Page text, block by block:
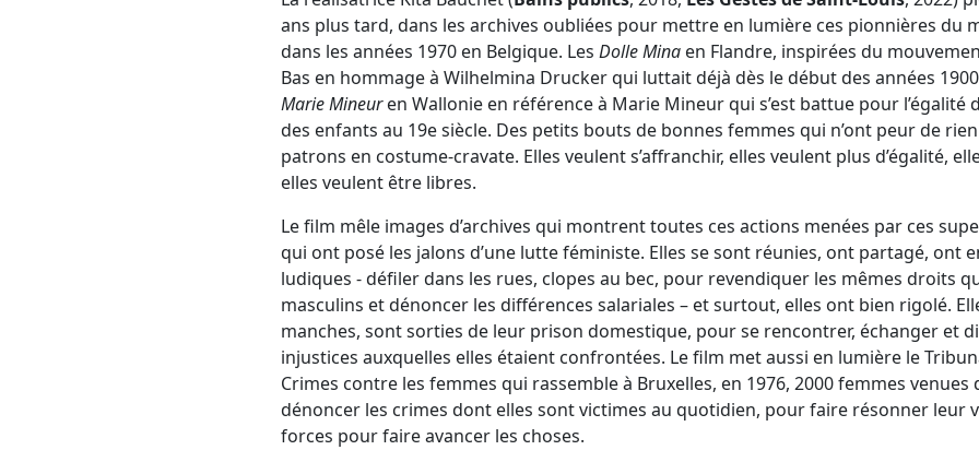
ans plus tard, dans les archives oubliées pour mettre en lumière ces pionnières du
dans les années 1970 en Belgique. Les Dolle Minaen Flandre, inspirées du
Bas en hommage à Wilhelmina Drucker qui luttait déjà dès le début des années
Marie Mineuren Wallonie en référence à Marie Mineur qui s’est battue pour l’égalité
des enfants au 19e siècle. Des petits bouts de bonnes femmes qui n’ont peur de
patrons en costume-cravate. Elles veulent s’affranchir, elles veulent plus d’égalité,
elles veulent être libres.
Le film mêle images d’archives qui montrent toutes ces actions menées par ces
qui ont posé les jalons d’une lutte féministe. Elles se sont réunies, ont partagé, ont
ludiques - défiler dans les rues, clopes au bec, pour revendiquer les mêmes droits
masculins et dénoncer les différences salariales – et surtout, elles ont bien rigolé.
manches, sont sorties de leur prison domestique, pour se rencontrer, échanger et
injustices auxquelles elles étaient confrontées. Le film met aussi en lumière le
Crimes contre les femmes qui rassemble à Bruxelles, en 1976, 2000 femmes
dénoncer les crimes dont elles sont victimes au quotidien, pour faire résonner leur
forces pour faire avancer les choses.